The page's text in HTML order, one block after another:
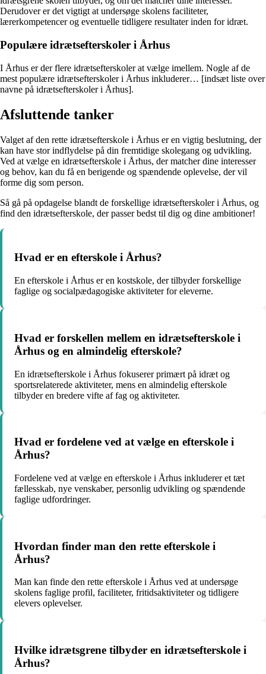
Derudover er det vigtigt at undersøge skolens faciliteter,
lærerkompetencer og eventuelle tidligere resultater inden for idræt.
Populære idrætsefterskoler i Århus
I Århus er der flere idrætsefterskoler at vælge imellem. Nogle af de
mest populære idrætsefterskoler i Århus inkluderer… [indsæt liste over
navne på idrætsefterskoler i Århus].
Afsluttende tanker
Valget af den rette idrætsefterskole i Århus er en vigtig beslutning, der
kan have stor indflydelse på din fremtidige skolegang og udvikling.
Ved at vælge en idrætsefterskole i Århus, der matcher dine interesser
og behov, kan du få en berigende og spændende oplevelse, der vil
forme dig som person.
Så gå på opdagelse blandt de forskellige idrætsefterskoler i Århus, og
find den idrætsefterskole, der passer bedst til dig og dine ambitioner!
Hvad er en efterskole i Århus?
En efterskole i Århus er en kostskole, der tilbyder forskellige
faglige og socialpædagogiske aktiviteter for eleverne.
Hvad er forskellen mellem en idrætsefterskole i
Århus og en almindelig efterskole?
En idrætsefterskole i Århus fokuserer primært på idræt og
sportsrelaterede aktiviteter, mens en almindelig efterskole
tilbyder en bredere vifte af fag og aktiviteter.
Hvad er fordelene ved at vælge en efterskole i
Århus?
Fordelene ved at vælge en efterskole i Århus inkluderer et tæt
fællesskab, nye venskaber, personlig udvikling og spændende
faglige udfordringer.
Hvordan finder man den rette efterskole i
Århus?
Man kan finde den rette efterskole i Århus ved at undersøge
skolens faglige profil, faciliteter, fritidsaktiviteter og tidligere
elevers oplevelser.
Hvilke idrætsgrene tilbyder en idrætsefterskole i
Århus?